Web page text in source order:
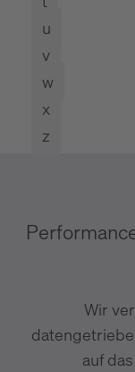
u
v
w
x
z
Wir
auf